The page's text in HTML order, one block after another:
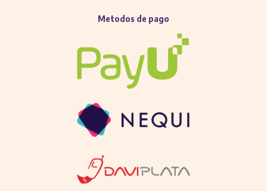
Metodos de pago